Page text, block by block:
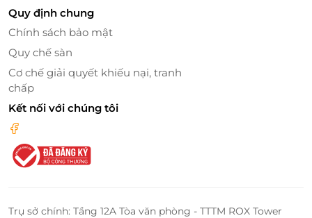
Quy định chung
Chính sách bảo mật
Quy chế sàn
Cơ chế giải quyết khiếu nại, tranh
chấp
Kết nối với chúng tôi
Trụ sở chính: Tầng 12A Tòa văn phòng - TTTM ROX Tower